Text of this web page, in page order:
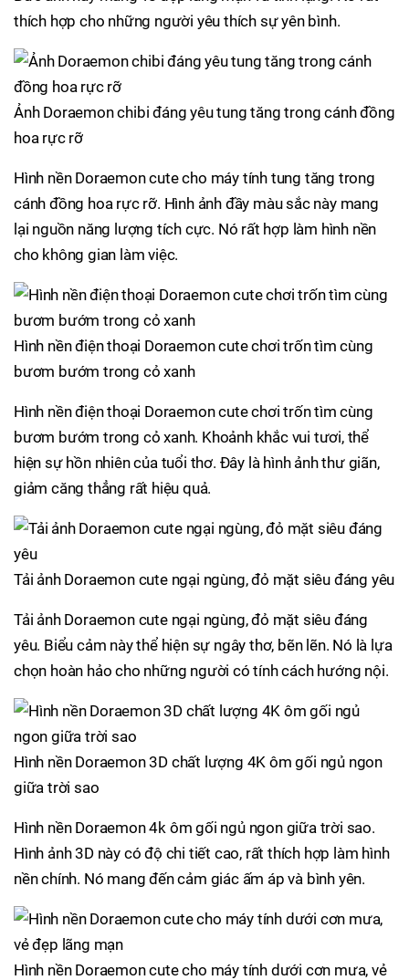
thích hợp cho những người yêu thích sự yên bình.
Ảnh Doraemon chibi đáng yêu tung tăng trong cánh đồng
hoa rực rỡ
Hình nền Doraemon cute cho máy tính tung tăng trong
cánh đồng hoa rực rỡ. Hình ảnh đầy màu sắc này mang
lại nguồn năng lượng tích cực. Nó rất hợp làm hình nền
cho không gian làm việc.
Hình nền điện thoại Doraemon cute chơi trốn tìm cùng
bươm bướm trong cỏ xanh
Hình nền điện thoại Doraemon cute chơi trốn tìm cùng
bươm bướm trong cỏ xanh. Khoảnh khắc vui tươi, thể
hiện sự hồn nhiên của tuổi thơ. Đây là hình ảnh thư giãn,
giảm căng thẳng rất hiệu quả.
Tải ảnh Doraemon cute ngại ngùng, đỏ mặt siêu đáng yêu
Tải ảnh Doraemon cute ngại ngùng, đỏ mặt siêu đáng
yêu. Biểu cảm này thể hiện sự ngây thơ, bẽn lẽn. Nó là lựa
chọn hoàn hảo cho những người có tính cách hướng nội.
Hình nền Doraemon 3D chất lượng 4K ôm gối ngủ ngon
giữa trời sao
Hình nền Doraemon 4k ôm gối ngủ ngon giữa trời sao.
Hình ảnh 3D này có độ chi tiết cao, rất thích hợp làm hình
nền chính. Nó mang đến cảm giác ấm áp và bình yên.
Hình nền Doraemon cute cho máy tính dưới cơn mưa, vẻ